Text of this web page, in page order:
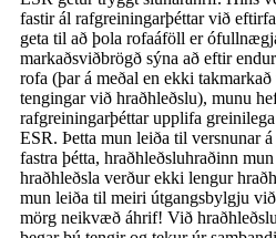
fastir ál rafgreiningarþéttar við
geta til að þola rofaáföll er
markaðsviðbrögð sýna að eftir
rofa (þar á meðal en ekki
tengingar við hraðhleðslu), munu
rafgreiningarþéttar upplifa
ESR. Þetta mun leiða til versnunar
fastra þétta, hraðhleðsluhraðinn
hraðhleðsla verður ekki lengur
mun leiða til meiri útgangsbylgju
mörg neikvæð áhrif! Við